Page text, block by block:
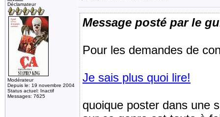
Déclamateur
Modérateur
Depuis le: 19 novembre 2004
Status actuel: Inactif
Messages: 7625
Message posté par le
Pour les demandes de
Je sais plus quoi lire!
quoique poster dans une